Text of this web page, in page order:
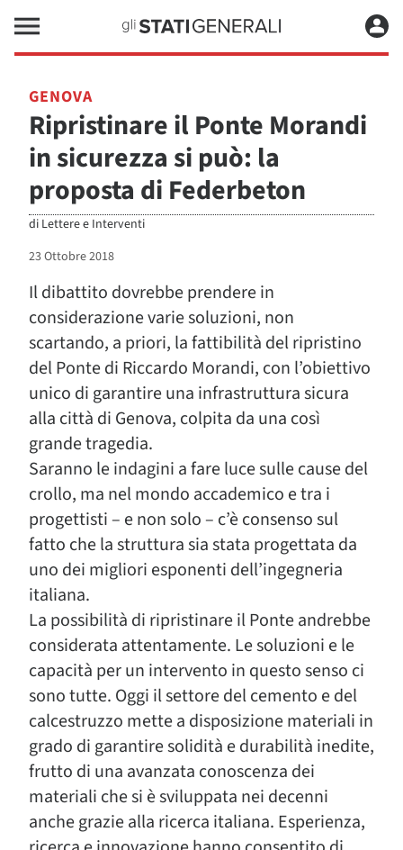
GENOVA
Ripristinare il Ponte Morandi
in sicurezza si può: la
proposta di Federbeton
di Lettere e Interventi
23 Ottobre 2018
Il dibattito dovrebbe prendere in
considerazione varie soluzioni, non
scartando, a priori, la fattibilità del ripristino
del Ponte di Riccardo Morandi, con l’obiettivo
unico di garantire una infrastruttura sicura
alla città di Genova, colpita da una così
grande tragedia.
Saranno le indagini a fare luce sulle cause del
crollo, ma nel mondo accademico e tra i
progettisti – e non solo – c’è consenso sul
fatto che la struttura sia stata progettata da
uno dei migliori esponenti dell’ingegneria
italiana.
La possibilità di ripristinare il Ponte andrebbe
considerata attentamente. Le soluzioni e le
capacità per un intervento in questo senso ci
sono tutte. Oggi il settore del cemento e del
calcestruzzo mette a disposizione materiali in
grado di garantire solidità e durabilità inedite,
frutto di una avanzata conoscenza dei
materiali che si è sviluppata nei decenni
anche grazie alla ricerca italiana. Esperienza,